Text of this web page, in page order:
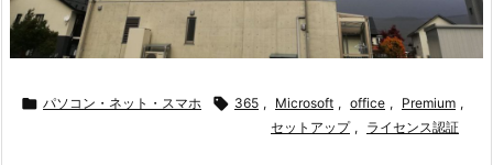
 パソコン・ネット・スマホ  365 , Microsoft , office , Premium ,
セットアップ , ライセンス認証